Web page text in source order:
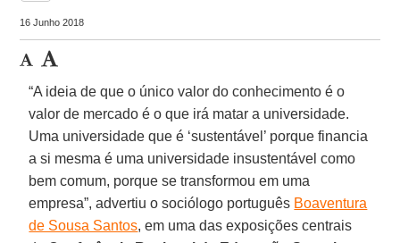
16 Junho 2018
“A ideia de que o único valor do conhecimento é o
valor de mercado é o que irá matar a universidade.
Uma universidade que é ‘sustentável’ porque financia
a si mesma é uma universidade insustentável como
bem comum, porque se transformou em uma
empresa”, advertiu o sociólogo português Boaventura
de Sousa Santos, em uma das exposições centrais